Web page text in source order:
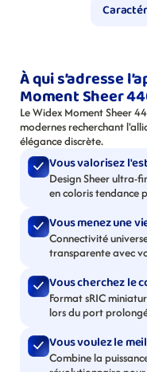
À qui s’adresse
Moment Sheer
Le Widex Moment Sheer
modernes recherchant
élégance discrète.
Vous valorisez
Design Sheer ultra-
en coloris tendance
Vous menez une
Connectivité
transparente avec
Vous cherchez le
Format sRIC
lors du port
Vous voulez le
Combine la